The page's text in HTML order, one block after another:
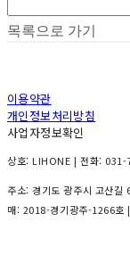
목록으로 가기
이용약관
개인정보처리방침
사업자정보확인
상호: LIHONE | 전화:
주소: 경기도 광주시 고산
매: 2018-경기광주-1266호